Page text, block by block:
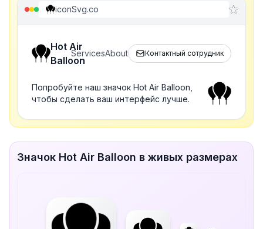
iconSvg.co
Hot Air
Balloon
ServicesAbout Контактный сотрудник
Попробуйте наш значок Hot Air Balloon,
чтобы сделать ваш интерфейс лучше.
Значок Hot Air Balloon в живых размерах